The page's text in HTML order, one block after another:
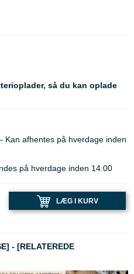
så du kan oplade
Kan afhentes på hverdage inden
på hverdage inden 14.00
LÆG I KURV
- [RELATEREDE